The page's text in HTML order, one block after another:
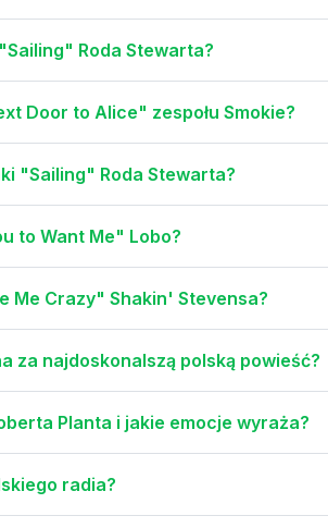
Roda Stewarta?
Door to Alice" zespołu Smokie?
"Sailing" Roda Stewarta?
to Want Me" Lobo?
Me Crazy" Shakin' Stevensa?
za najdoskonalszą polską powieść?
Planta i jakie emocje wyraża?
radia?